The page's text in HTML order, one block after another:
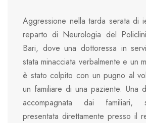
Aggressione nella tarda serata di
reparto di Neurologia del
Bari, dove una dottoressa in
stata minacciata verbalmente e un
è stato colpito con un pugno al
un familiare di una paziente. Una
accompagnata dai
presentata direttamente presso il